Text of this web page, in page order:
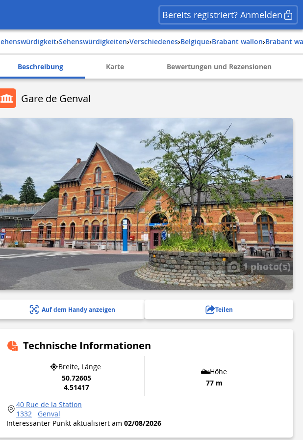
Bereits registriert? Anmelden
Sehenswürdigkeit› Sehenswürdigkeiten› Verschiedenes› belgique› brabant wallon› brabant
Beschreibung Karte Bewertungen und Rezensionen
Gare de Genval
1 photo(s)
Auf dem Handy anzeigen Teilen
Technische Informationen
Breite, Länge
50.72605
4.51417
Höhe
77 m
40 Rue de la Station
1332
Genval
Interessanter Punkt aktualisiert am 02/08/2026